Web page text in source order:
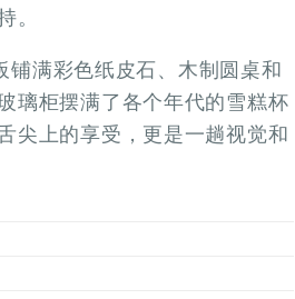
。
满彩色纸皮石、木制圆桌和
璃柜摆满了各个年代的雪糕杯
尖上的享受，更是一趟视觉和